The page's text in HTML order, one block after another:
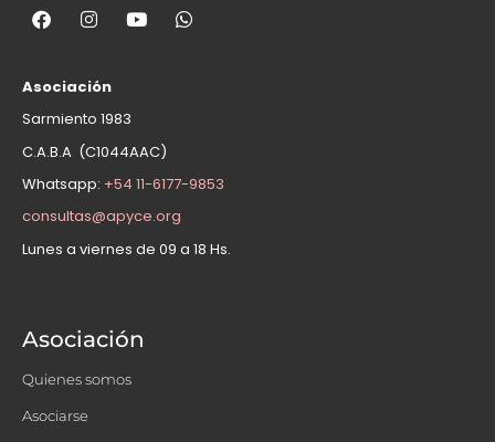
Asociación
Sarmiento 1983
C.A.B.A (C1044AAC)
Whatsapp: +54 11-6177-9853
consultas@apyce.org
Lunes a viernes de 09 a 18 Hs.
Asociación
Quienes somos
Asociarse